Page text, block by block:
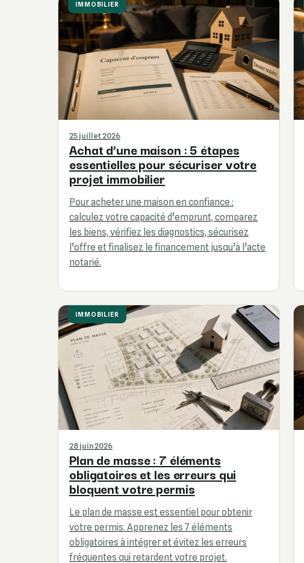
IMMOBILIER
Achat d’une maison : 5 étapes
essentielles pour sécuriser votre
projet immobilier
25 juillet 2026
Pour acheter une maison en confiance :
calculez votre capacité d’emprunt, comparez
les biens, vérifiez les diagnostics, sécurisez
l’offre et finalisez le financement jusqu’à l’acte
notarié.
IMMOBILIER
Plan de masse : 7 éléments
obligatoires et les erreurs qui
bloquent votre permis
28 juin 2026
Le plan de masse est essentiel pour obtenir
votre permis. Apprenez les 7 éléments
obligatoires à intégrer et évitez les erreurs
fréquentes qui retardent votre projet.